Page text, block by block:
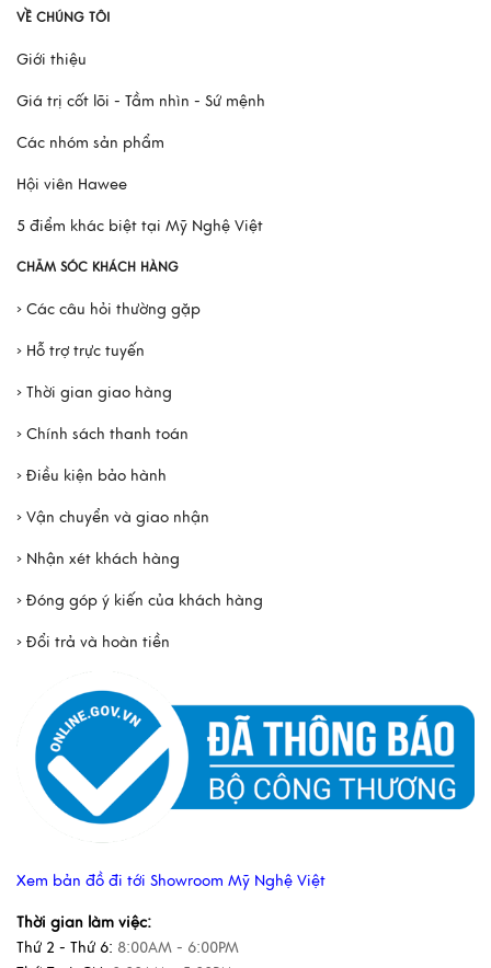
Mô Hình Thuyền France II - Món Quà Chinh Phục Mọi
Xem thêm
VỀ CHÚNG TÔI
Giới thiệu
Giá trị cốt lõi - Tầm nhìn - Sứ mệnh
Các nhóm sản phẩm
Hội viên Hawee
5 điểm khác biệt tại Mỹ Nghệ Việt
CHĂM SÓC KHÁCH HÀNG
› Các câu hỏi thường gặp
› Hỗ trợ trực tuyến
› Thời gian giao hàng
› Chính sách thanh toán
› Điều kiện bảo hành
› Vận chuyển và giao nhận
› Nhận xét khách hàng
› Đóng góp ý kiến của khách hàng
› Đổi trả và hoàn tiền
Xem bản đồ đi tới Showroom Mỹ Nghệ Việt
Thời gian làm việc:
Thứ 2 - Thứ 6: 8:00AM - 6:00PM